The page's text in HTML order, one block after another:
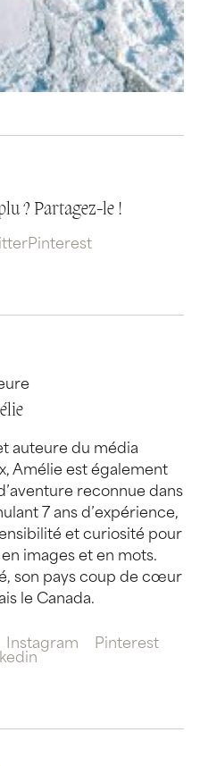
? Partagez-le !
Pinterest
auteure du média
Amélie est également
reconnue dans
7 ans d’expérience,
et curiosité pour
images et en mots.
son pays coup de cœur
le Canada.
Instagram
Pinterest